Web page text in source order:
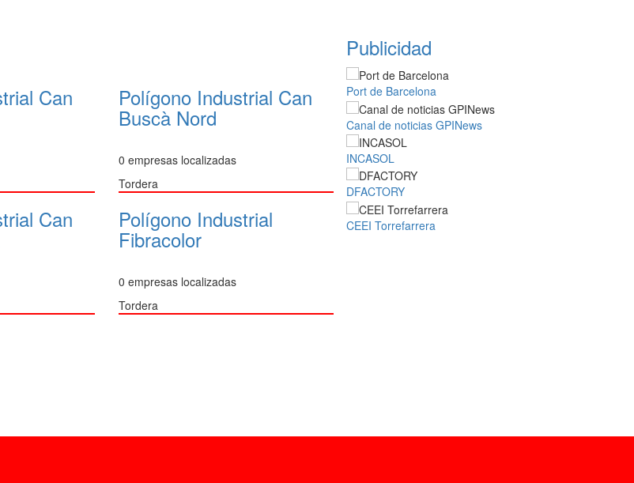
Can Polígono Industrial Can
Buscà Nord
0 empresas localizadas
Tordera
Can Polígono Industrial
Fibracolor
0 empresas localizadas
Tordera
Publicidad
Port de Barcelona
Canal de noticias GPINews
INCASOL
DFACTORY
CEEI Torrefarrera